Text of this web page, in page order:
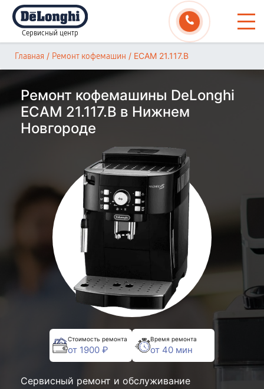
Сервисный центр
Главная / Ремонт кофемашин / ECAM 21.117.B
Ремонт кофемашины DeLonghi
ECAM 21.117.B в Нижнем
Новгороде
Стоимость ремонта
от 1900 ₽
Время ремонта
от 40 мин
Сервисный ремонт и обслуживание